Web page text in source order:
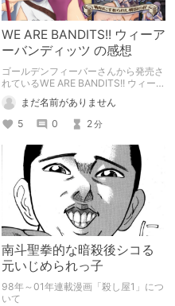
WE ARE BANDITS!! ウィーア
ーバンディッツ の感想
ゴールデンフィーバーさんから発売さ
れているWE ARE BANDITS!! ウィーア
戦場の花～の感想です。
まだ名前がありません
5
0 2分
南斗聖拳的な暗殺後シコる
元いじめられっ子
98年～01年連載漫画「殺し屋1」につ
いて